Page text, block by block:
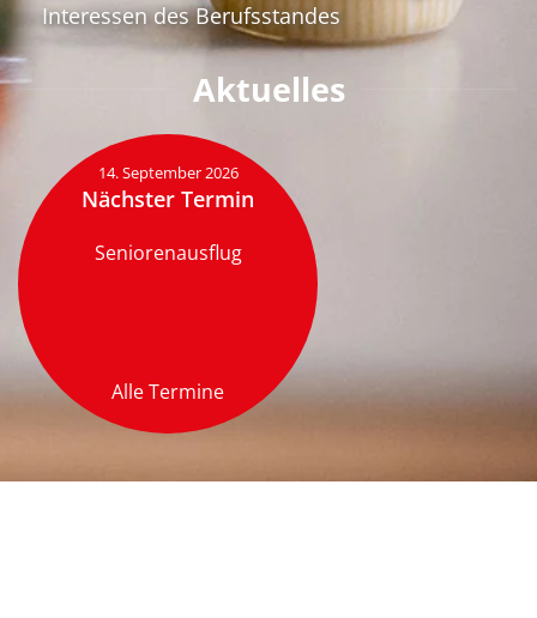
Interessen des Berufsstandes
Aktuelles
14. September 2026
Nächster Termin
Seniorenausflug
Alle Termine